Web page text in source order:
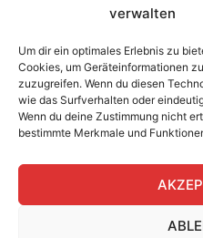
verwalten
Um dir ein optimales Erlebnis zu
Cookies, um Geräteinformationen
zuzugreifen. Wenn du diesen
wie das Surfverhalten oder
Wenn du deine Zustimmung nicht
bestimmte Merkmale und
BEWERTUNG